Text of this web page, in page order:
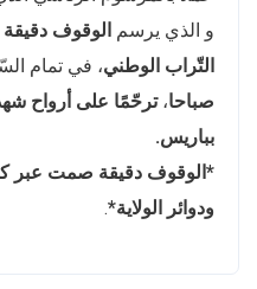
و الذي يرسم الوقوف
التّراب الوطني، في تمام
صباحا،
بباريس.
*الوقوف دقيقة صمت عبر
ودوائر الولاية*.